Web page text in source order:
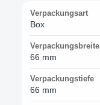
Verpackungsart
Box
Verpackungsbreite
66 mm
Verpackungstiefe
66 mm